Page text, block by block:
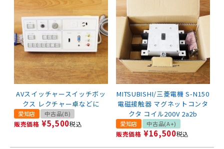
AVスイッチャースイッチボッ
クス レクチャー卓などに
愛知店 中古品(B)
販売価格 ¥5,500税込
MITSUBISHI/三菱電機 S-N150
電磁接触器 マグネットコンタ
クタ コイル200V 2a2b
愛知店 中古品(A+)
販売価格 ¥16,500税込